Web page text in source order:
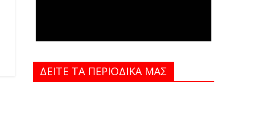
ΔΕΙΤΕ ΤΑ ΠΕΡΙΟΔΙΚΑ MAΣ